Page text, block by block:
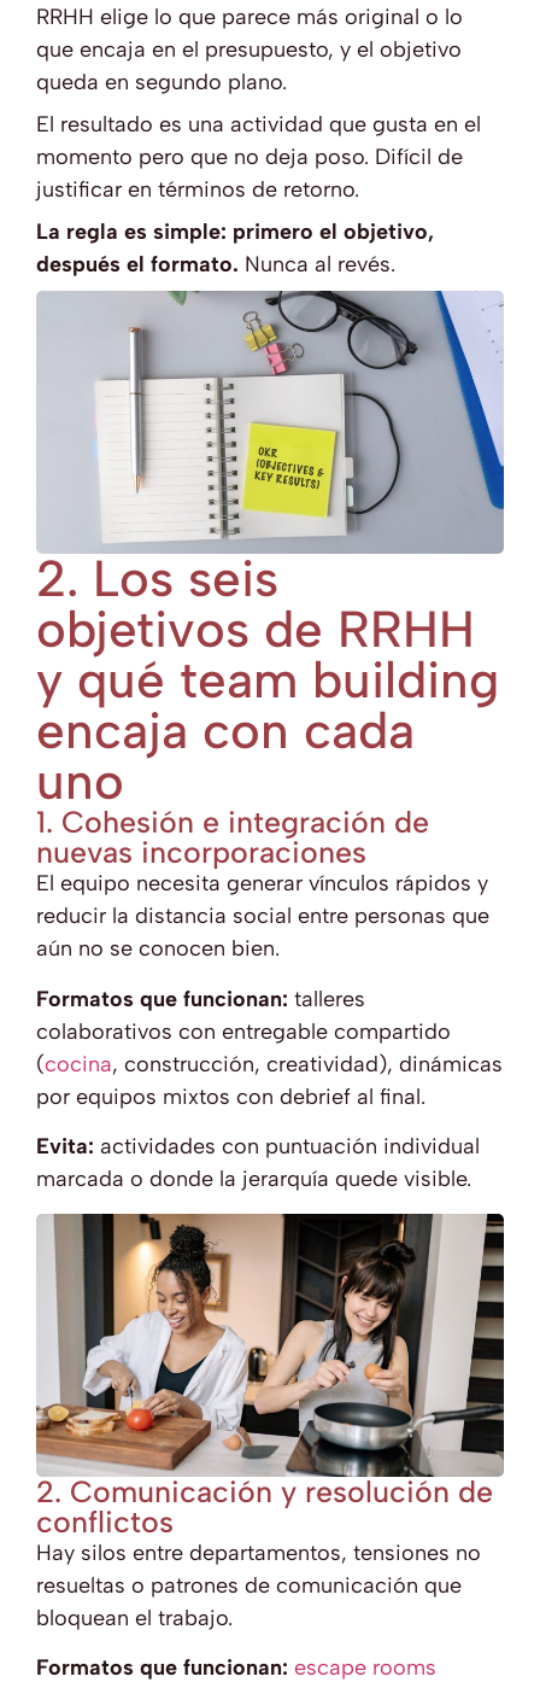
RRHH elige lo que parece más original o lo
que encaja en el presupuesto, y el objetivo
queda en segundo plano.
El resultado es una actividad que gusta en el
momento pero que no deja poso. Difícil de
justificar en términos de retorno.
La regla es simple: primero el objetivo,
después el formato. Nunca al revés.
2. Los seis
objetivos de RRHH
y qué team building
encaja con cada
uno
1. Cohesión e integración de
nuevas incorporaciones
El equipo necesita generar vínculos rápidos y
reducir la distancia social entre personas que
aún no se conocen bien.
Formatos que funcionan: talleres
colaborativos con entregable compartido
(cocina, construcción, creatividad), dinámicas
por equipos mixtos con debrief al final.
Evita: actividades con puntuación individual
marcada o donde la jerarquía quede visible.
2. Comunicación y resolución de
conflictos
Hay silos entre departamentos, tensiones no
resueltas o patrones de comunicación que
bloquean el trabajo.
Formatos que funcionan: escape rooms